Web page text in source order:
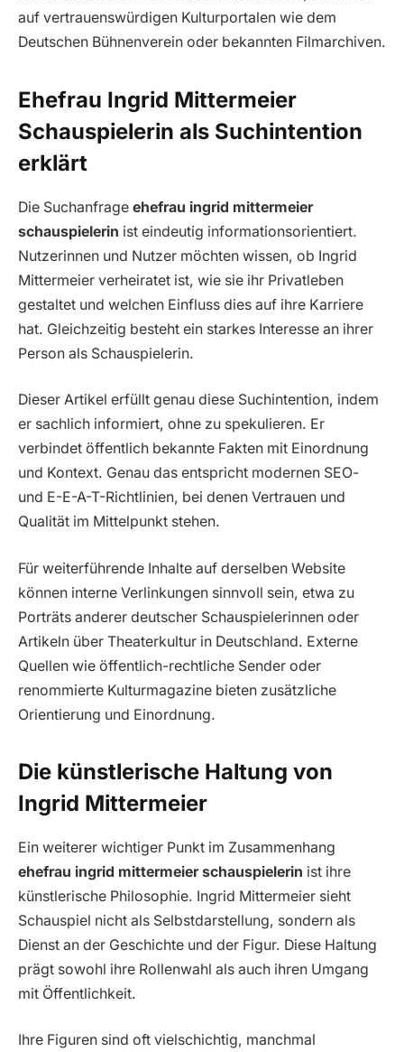
auf vertrauenswürdigen Kulturportalen wie dem
Deutschen Bühnenverein oder bekannten Filmarchiven.
Ehefrau Ingrid Mittermeier
Schauspielerin als Suchintention
erklärt
Die Suchanfrage ehefrau ingrid mittermeier
schauspielerin ist eindeutig informationsorientiert.
Nutzerinnen und Nutzer möchten wissen, ob Ingrid
Mittermeier verheiratet ist, wie sie ihr Privatleben
gestaltet und welchen Einfluss dies auf ihre Karriere
hat. Gleichzeitig besteht ein starkes Interesse an ihrer
Person als Schauspielerin.
Dieser Artikel erfüllt genau diese Suchintention, indem
er sachlich informiert, ohne zu spekulieren. Er
verbindet öffentlich bekannte Fakten mit Einordnung
und Kontext. Genau das entspricht modernen SEO-
und E-E-A-T-Richtlinien, bei denen Vertrauen und
Qualität im Mittelpunkt stehen.
Für weiterführende Inhalte auf derselben Website
können interne Verlinkungen sinnvoll sein, etwa zu
Porträts anderer deutscher Schauspielerinnen oder
Artikeln über Theaterkultur in Deutschland. Externe
Quellen wie öffentlich-rechtliche Sender oder
renommierte Kulturmagazine bieten zusätzliche
Orientierung und Einordnung.
Die künstlerische Haltung von
Ingrid Mittermeier
Ein weiterer wichtiger Punkt im Zusammenhang
ehefrau ingrid mittermeier schauspielerin ist ihre
künstlerische Philosophie. Ingrid Mittermeier sieht
Schauspiel nicht als Selbstdarstellung, sondern als
Dienst an der Geschichte und der Figur. Diese Haltung
prägt sowohl ihre Rollenwahl als auch ihren Umgang
mit Öffentlichkeit.
Ihre Figuren sind oft vielschichtig, manchmal